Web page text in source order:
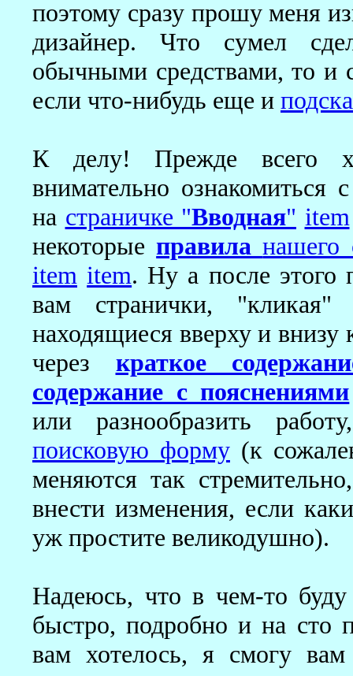
поэтому сразу прошу меня
дизайнер. Что сумел
обычными средствами, то и
если что-нибудь еще и
К делу! Прежде всего
внимательно ознакомиться
на страничке "Вводная" item
некоторыеправиланашего
item item. Ну а после этого
вам странички, "кликая"
находящиеся вверху и
через краткое
содержание с пояснениями
или разнообразить
поисковую форму (к
меняются так
внести изменения, если
уж простите великодушно).
Надеюсь, что в чем-то
быстро, подробно и на сто
вам хотелось, я смогу